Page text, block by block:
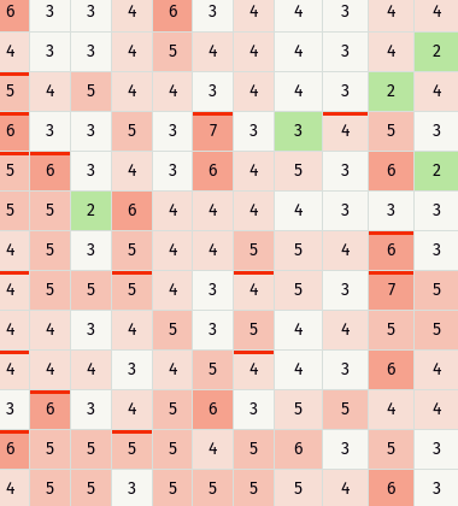
6 3 3 4 6 3 4 4 3 4 4
4 3 3 4 5 4 4 4 3 4 2
5 4 5 4 4 3 4 4 3 2 4
6 3 3 5 3 7 3 3 4 5 3
5 6 3 4 3 6 4 5 3 6 2
5 5 2 6 4 4 4 4 3 3 3
4 5 3 5 4 4 5 5 4 6 3
4 5 5 5 4 3 4 5 3 7 5
4 4 3 4 5 3 5 4 4 5 5
4 4 4 3 4 5 4 4 3 6 4
3 6 3 4 5 6 3 5 5 4 4
6 5 5 5 5 4 5 6 3 5 3
4 5 5 3 5 5 5 5 4 6 3